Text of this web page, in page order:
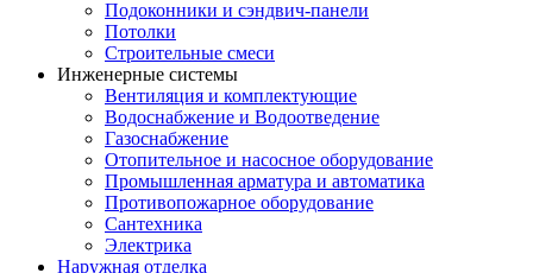
Подоконники и сэндвич-панели
Потолки
Строительные смеси
Инженерные системы
Вентиляция и комплектующие
Водоснабжение и Водоотведение
Газоснабжение
Отопительное и насосное оборудование
Промышленная арматура и автоматика
Противопожарное оборудование
Сантехника
Электрика
Наружная отделка